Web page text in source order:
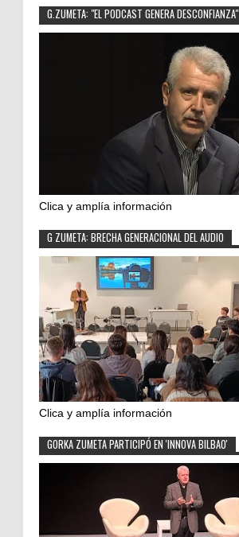
G.ZUMETA: "EL PODCAST GENERA DESCONFIANZA"
Clica y amplía información
G ZUMETA: BRECHA GENERACIONAL DEL AUDIO
Clica y amplía información
GORKA ZUMETA PARTICIPÓ EN 'INNOVA BILBAO'